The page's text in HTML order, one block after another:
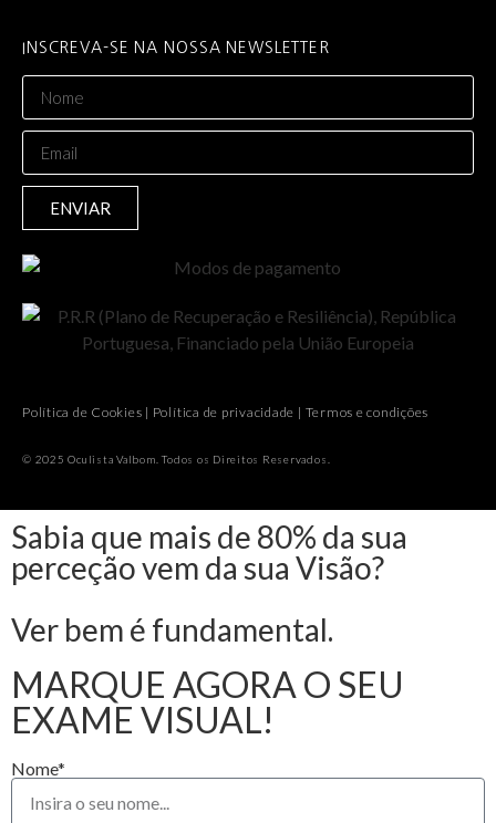
INSCREVA-SE NA NOSSA NEWSLETTER
ENVIAR
Política de Cookies | Política de privacidade | Termos e condições
© 2025 Oculista Valbom. Todos os Direitos Reservados.
Sabia que mais de 80% da sua
perceção vem da sua Visão?
Ver bem é fundamental.
MARQUE AGORA O SEU
EXAME VISUAL!
Nome*